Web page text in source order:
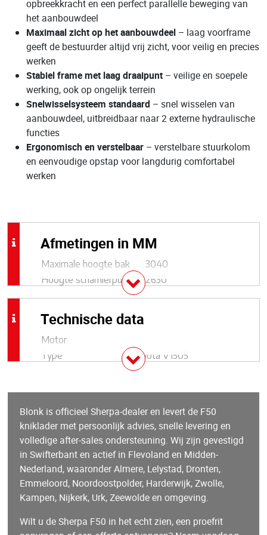
opbreekkracht en een perfect parallelle beweging van
het aanbouwdeel
Maximaal zicht op het aanbouwdeel – laag voorframe
geeft de bestuurder altijd vrij zicht, voor veilig en precies
werken
Stabiel frame met laag draaipunt – veilige en soepele
werking, ook op ongelijk terrein
Snelwisselsysteem standaard – snel wisselen van
aanbouwdeel, uitbreidbaar naar 2 externe hydraulische
functies
Ergonomisch en verstelbaar – verstelbare stuurkolom
en eenvoudige opstap voor langdurig comfortabel
werken
Afmetingen in MM
Maximale hoogte bak
3040
Hoogte scharnierpunt
2630
scharnier hefarm
Lengte+bak
Hoek bak bij kiepen
32º
Hoogte onderzijde bak
bij kiepen
Hoogte bak horizontaal
2400
Hoek bak laag
33º
Hoek bak hoog
40º
Wielbasis
1685
Lengte tot koppelplaat
Hoek achterzijde
28º
Technische data
Motor
Type
Kubota V1505
19/25 kW/pk
Aantal cilinders
4
Koeling
Vloeistofgekoeld
Brandstof
Diesel
Brandstoftankinhoud 35 l
Snelheid
Snelheid
20-24 (traploos) km/u
Opbreekkracht
1880 kg
Blonk is officieel Sherpa-dealer en levert de F50
kniklader met persoonlijk advies, snelle levering en
volledige after-sales ondersteuning. Wij zijn gevestigd
in Swifterbant en actief in Flevoland en Midden-
Nederland, waaronder Almere, Lelystad, Dronten,
Emmeloord, Noordoostpolder, Harderwijk, Zwolle,
Kampen, Nijkerk, Urk, Zeewolde en omgeving.
Wilt u de Sherpa F50 in het echt zien, een proefrit